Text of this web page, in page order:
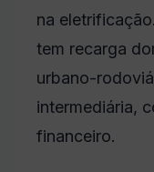
na eletrificação.
tem recarga
urbano-
intermediária,
financeiro.